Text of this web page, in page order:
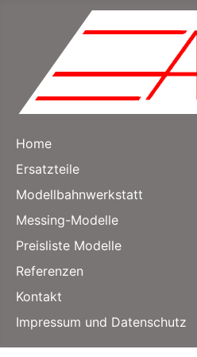
Home
Ersatzteile
Modellbahnwerkstatt
Messing-Modelle
Preisliste Modelle
Referenzen
Kontakt
Impressum und Datenschutz